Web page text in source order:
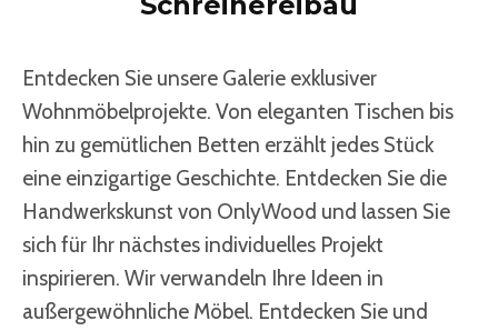
Entdecken Sie unsere Galerie exklusiver
Wohnmöbelprojekte. Von eleganten Tischen bis
hin zu gemütlichen Betten erzählt jedes Stück
eine einzigartige Geschichte. Entdecken Sie die
Handwerkskunst von OnlyWood und lassen Sie
sich für Ihr nächstes individuelles Projekt
inspirieren. Wir verwandeln Ihre Ideen in
außergewöhnliche Möbel. Entdecken Sie und